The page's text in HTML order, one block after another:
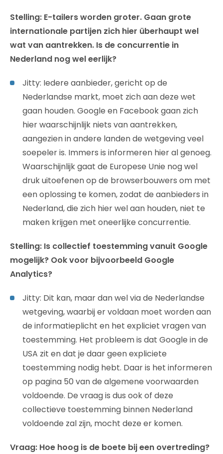
Stelling: E-tailers worden groter. Gaan grote
internationale partijen zich hier überhaupt wel
wat van aantrekken. Is de concurrentie in
Nederland nog wel eerlijk?
Jitty: Iedere aanbieder, gericht op de
Nederlandse markt, moet zich aan deze wet
gaan houden. Google en Facebook gaan zich
hier waarschijnlijk niets van aantrekken,
aangezien in andere landen de wetgeving veel
soepeler is. Immers is informeren hier al genoeg.
Waarschijnlijk gaat de Europese Unie nog wel
druk uitoefenen op de browserbouwers om met
een oplossing te komen, zodat de aanbieders in
Nederland, die zich hier wel aan houden, niet te
maken krijgen met oneerlijke concurrentie.
Stelling: Is collectief toestemming vanuit Google
mogelijk? Ook voor bijvoorbeeld Google
Analytics?
Jitty: Dit kan, maar dan wel via de Nederlandse
wetgeving, waarbij er voldaan moet worden aan
de informatieplicht en het expliciet vragen van
toestemming. Het probleem is dat Google in de
USA zit en dat je daar geen expliciete
toestemming nodig hebt. Daar is het informeren
op pagina 50 van de algemene voorwaarden
voldoende. De vraag is dus ook of deze
collectieve toestemming binnen Nederland
voldoende zal zijn, mocht deze er komen.
Vraag: Hoe hoog is de boete bij een overtreding?